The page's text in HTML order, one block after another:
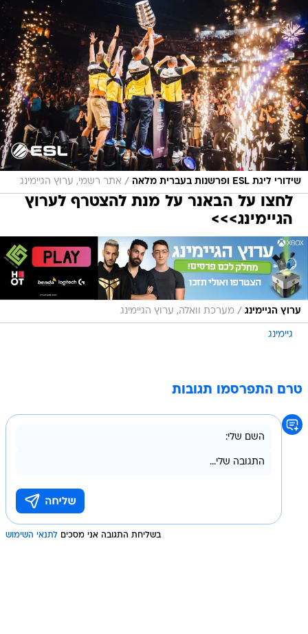
שידורי ליגת ESL ופרשנות בעברית מלאה / אתר רשמי, ערוץ הגיימינג
לחצו על הבאנר על מנת להצטרף לערוץ
הגיימינג>>>
ערוץ הגיימינג / מערכת וואלה, ערוץ הגיימינג
גיימינג
טרם התפרסמו תגובות
בשליחת התגובה אני מסכים לתנאי השימוש